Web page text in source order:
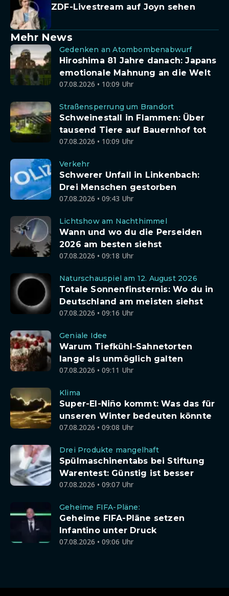
ZDF-Livestream auf Joyn sehen
Mehr News
Gedenken an Atombombenabwurf
Hiroshima 81 Jahre danach: Japans
emotionale Mahnung an die Welt
07.08.2026 • 10:09 Uhr
Straßensperrung um Brandort
Schweinestall in Flammen: Über
tausend Tiere auf Bauernhof tot
07.08.2026 • 10:09 Uhr
Verkehr
Schwerer Unfall in Linkenbach:
Drei Menschen gestorben
07.08.2026 • 09:43 Uhr
Lichtshow am Nachthimmel
Wann und wo du die Perseiden
2026 am besten siehst
07.08.2026 • 09:18 Uhr
Naturschauspiel am 12. August 2026
Totale Sonnenfinsternis: Wo du in
Deutschland am meisten siehst
07.08.2026 • 09:16 Uhr
Geniale Idee
Warum Tiefkühl-Sahnetorten
lange als unmöglich galten
07.08.2026 • 09:11 Uhr
Klima
Super-El-Niño kommt: Was das für
unseren Winter bedeuten könnte
07.08.2026 • 09:08 Uhr
Drei Produkte mangelhaft
Spülmaschinentabs bei Stiftung
Warentest: Günstig ist besser
07.08.2026 • 09:07 Uhr
Geheime FIFA-Pläne:
Geheime FIFA-Pläne setzen
Infantino unter Druck
07.08.2026 • 09:06 Uhr